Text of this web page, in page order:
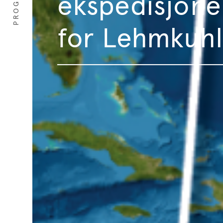
for Lehmkuhl